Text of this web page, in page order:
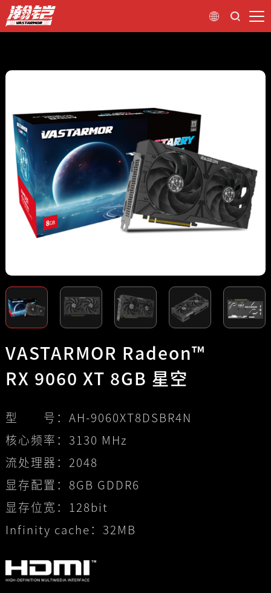
VASTARMOR Radeon™
RX 9060 XT 8GB 星空
型 号： AH-9060XT8DSBR4N
核心频率： 3130 MHz
流处理器： 2048
显存配置： 8GB GDDR6
显存位宽： 128bit
Infinity cache： 32MB